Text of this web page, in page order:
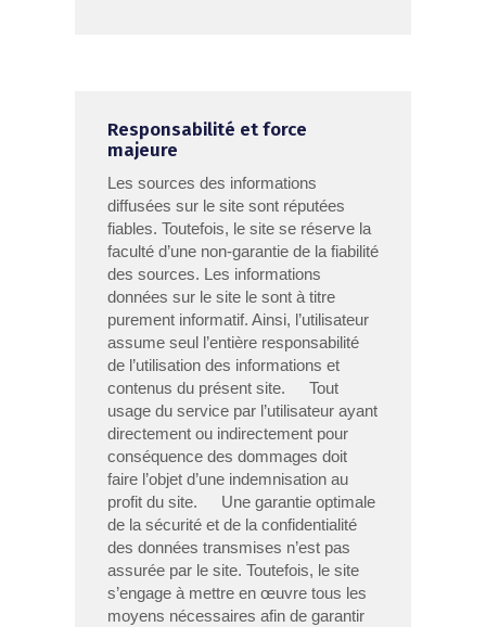
Responsabilité et force
majeure
Les sources des informations
diffusées sur le site sont réputées
fiables. Toutefois, le site se réserve la
faculté d’une non-garantie de la fiabilité
des sources. Les informations
données sur le site le sont à titre
purement informatif. Ainsi, l’utilisateur
assume seul l’entière responsabilité
de l’utilisation des informations et
contenus du présent site. Tout
usage du service par l’utilisateur ayant
directement ou indirectement pour
conséquence des dommages doit
faire l’objet d’une indemnisation au
profit du site. Une garantie optimale
de la sécurité et de la confidentialité
des données transmises n’est pas
assurée par le site. Toutefois, le site
s’engage à mettre en œuvre tous les
moyens nécessaires afin de garantir